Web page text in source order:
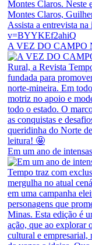
A VEZ DO CAMPO
Em um ano de